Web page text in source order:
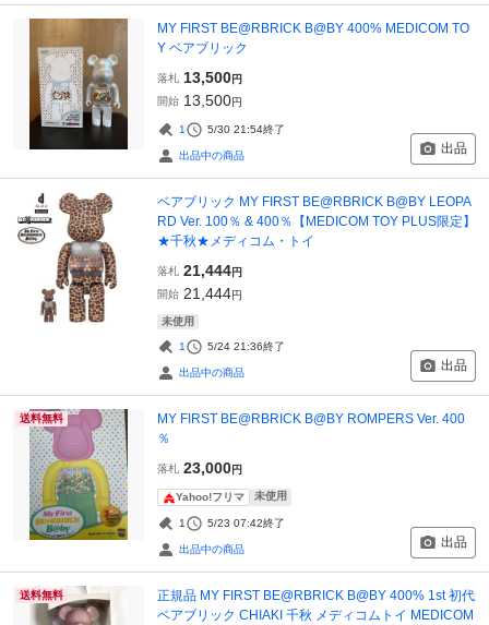
MY FIRST BE@RBRICK B@BY 400% MEDICOM TO
Y ベアブリック
落札 13,500円
開始 13,500円
1 5/30 21:54終了
出品中の商品 出品
ベアブリック MY FIRST BE@RBRICK B@BY LEOPA
RD Ver. 100％ & 400％【MEDICOM TOY PLUS限定】
★千秋★メディコム・トイ
落札 21,444円
開始 21,444円
未使用
1 5/24 21:36終了
出品中の商品 出品
送料無料
MY FIRST BE@RBRICK B@BY ROMPERS Ver. 400
％
落札 23,000円
Yahoo!フリマ 未使用
1 5/23 07:42終了
出品中の商品 出品
送料無料
正規品 MY FIRST BE@RBRICK B@BY 400% 1st 初代
ベアブリック CHIAKI 千秋 メディコムトイ MEDICOM